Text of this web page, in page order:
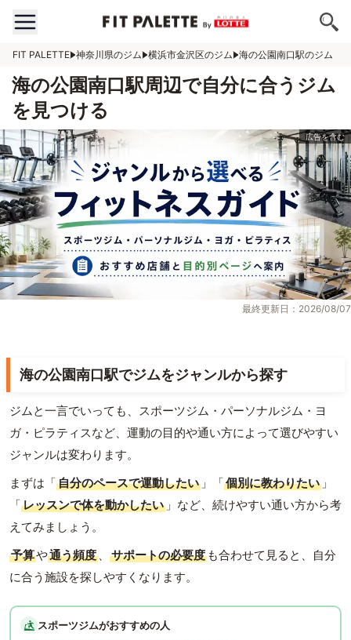
FIT PALETTE 神奈川県のジム 横浜市金沢区のジム 海の公園南口駅のジム
海の公園南口駅周辺で自分に合うジム
を見つける
最終更新日：2026/08/07
海の公園南口駅でジムをジャンルから探す
ジムと一言でいっても、スポーツジム・パーソナルジム・ヨ
ガ・ピラティスなど、運動の目的や通い方によって選びやすい
ジャンルは変わります。
まずは「自分のペースで運動したい 」「個別に教わりたい 」
「レッスンで体を動かしたい 」など、続けやすい通い方から考
えてみましょう。
予算や通う頻度 、 サポートの必要度 も合わせて見ると、自分
に合う施設を探しやすくなります。
スポーツジムがおすすめの人